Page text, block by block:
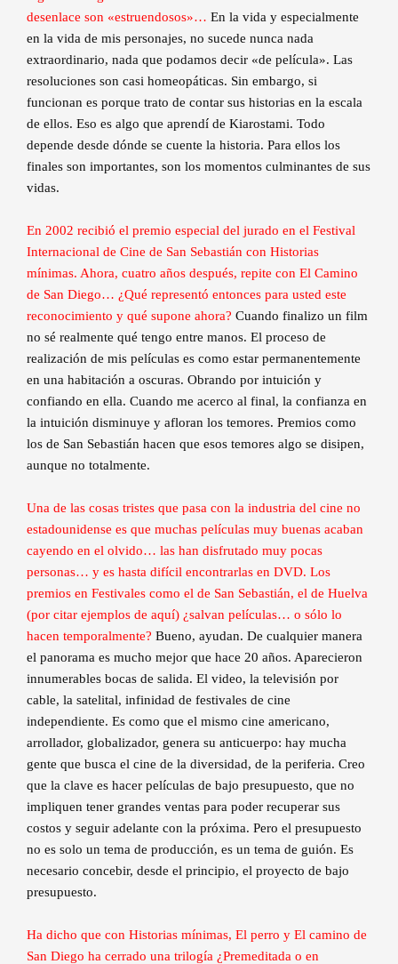
desenlace son «estruendosos»… En la vida y especialmente
en la vida de mis personajes, no sucede nunca nada
extraordinario, nada que podamos decir «de película». Las
resoluciones son casi homeopáticas. Sin embargo, si
funcionan es porque trato de contar sus historias en la escala
de ellos. Eso es algo que aprendí de Kiarostami. Todo
depende desde dónde se cuente la historia. Para ellos los
finales son importantes, son los momentos culminantes de sus
vidas.
En 2002 recibió el premio especial del jurado en el Festival
Internacional de Cine de San Sebastián con Historias
mínimas. Ahora, cuatro años después, repite con El Camino
de San Diego… ¿Qué representó entonces para usted este
reconocimiento y qué supone ahora? Cuando finalizo un film
no sé realmente qué tengo entre manos. El proceso de
realización de mis películas es como estar permanentemente
en una habitación a oscuras. Obrando por intuición y
confiando en ella. Cuando me acerco al final, la confianza en
la intuición disminuye y afloran los temores. Premios como
los de San Sebastián hacen que esos temores algo se disipen,
aunque no totalmente.
Una de las cosas tristes que pasa con la industria del cine no
estadounidense es que muchas películas muy buenas acaban
cayendo en el olvido… las han disfrutado muy pocas
personas… y es hasta difícil encontrarlas en DVD. Los
premios en Festivales como el de San Sebastián, el de Huelva
(por citar ejemplos de aquí) ¿salvan películas… o sólo lo
hacen temporalmente? Bueno, ayudan. De cualquier manera
el panorama es mucho mejor que hace 20 años. Aparecieron
innumerables bocas de salida. El video, la televisión por
cable, la satelital, infinidad de festivales de cine
independiente. Es como que el mismo cine americano,
arrollador, globalizador, genera su anticuerpo: hay mucha
gente que busca el cine de la diversidad, de la periferia. Creo
que la clave es hacer películas de bajo presupuesto, que no
impliquen tener grandes ventas para poder recuperar sus
costos y seguir adelante con la próxima. Pero el presupuesto
no es solo un tema de producción, es un tema de guión. Es
necesario concebir, desde el principio, el proyecto de bajo
presupuesto.
Ha dicho que con Historias mínimas, El perro y El camino de
San Diego ha cerrado una trilogía ¿Premeditada o en